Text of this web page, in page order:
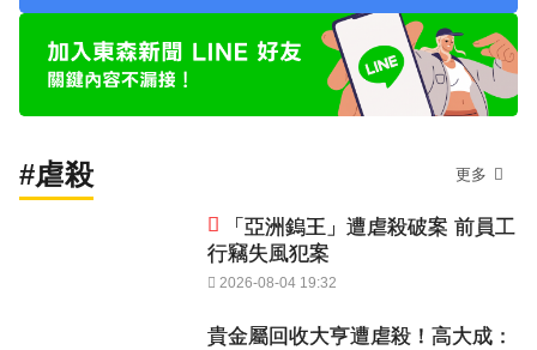
#虐殺 更多
「亞洲鎢王」遭虐殺破案 前員工
行竊失風犯案
2026-08-04 19:32
貴金屬回收大亨遭虐殺！高大成：